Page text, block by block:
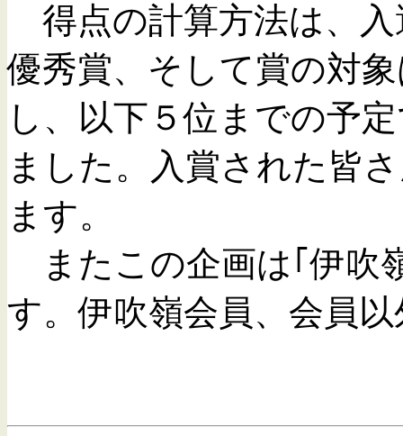
得点の計算方法は、入
優秀賞、そして賞の対
し、以下５位までの予
ました。入賞された皆
ます。
またこの企画は｢伊吹
す。伊吹嶺会員、会員